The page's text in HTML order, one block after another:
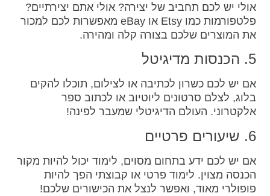
אולי יש לכם תחביב של יצירה? אולי אתם יצירתיים?
פלטפורמות כמו Etsy או eBay מאפשרות לכם למכור
את המוצרים שלכם בצורה קלה ומהירה.
5. הכנסות מדיגיטל
אם יש לכם כשרון לכתיבה או לצילום, תוכלו להקים
בלוג, לצלם סרטונים ליוטיוב או לכתוב ספר
אלקטרוני. העולם הדיגיטלי שמעבר לפינה!
6. שיעורים פרטיים
אם יש לכם ידע בתחום מסוים, לימוד יכול להיות מקור
הכנסה מצוין. לימוד פרטי או קבוצתי הפך להיות
פופולרי מאוד, ואפשר לנצל את הכישורים שלכם!